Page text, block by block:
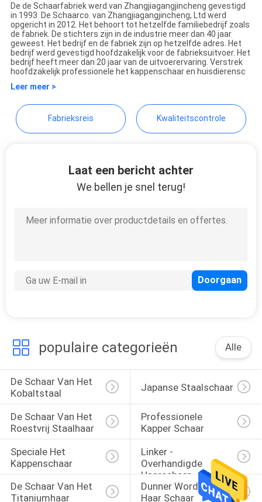
De de Schaarfabriek werd van Zhangjiagangjincheng gevestigd
in 1993. De Schaarco. van Zhangjiagangjincheng, Ltd werd
opgericht in 2012. Het behoort tot hetzelfde familiebedrijf zoals
de fabriek. De stichters zijn in de industrie meer dan 40 jaar
geweest. Het bedrijf en de fabriek zijn op hetzelfde adres. Het
bedrijf werd gevestigd hoofdzakelijk voor de fabrieksuitvoer. Het
bedrijf heeft meer dan 20 jaar van de uitvoerervaring. Verstrek
hoofdzakelijk professionele het kappenschaar en huisdierensc
Leer meer >
Fabrieksreis Kwaliteitscontrole
Laat een bericht achter
We bellen je snel terug!
populaire categorieën Alle
De Schaar Van Het
Kobaltstaal
Japanse Staalschaar
De Schaar Van Het
Roestvrij Staalhaar
Professionele
Kapper Schaar
Speciale Het
Kappenschaar
Linker -
Overhandigde
Haarschaar
De Schaar Van Het
Titaniumhaar
Dunner Wordend
Haar Schaar